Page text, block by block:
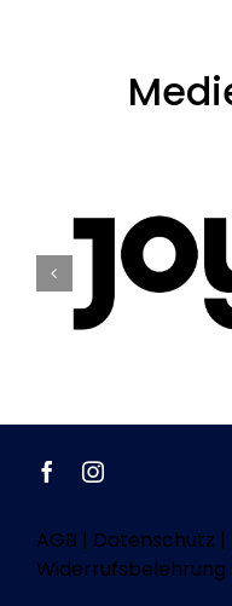
AGB | Datenschutz |
Widerrufsbelehrung